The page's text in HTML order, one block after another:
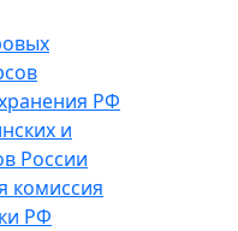
РФ
и
России
комиссия
РФ